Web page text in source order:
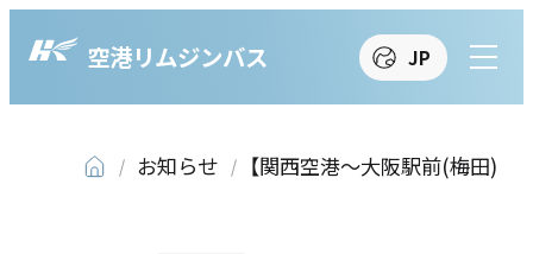
空港リムジンバス
JP
繁 簡 한
お知らせ 【関西空港～大阪駅前(梅田)